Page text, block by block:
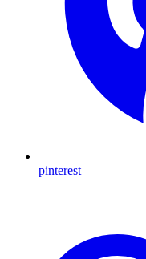
pinterest